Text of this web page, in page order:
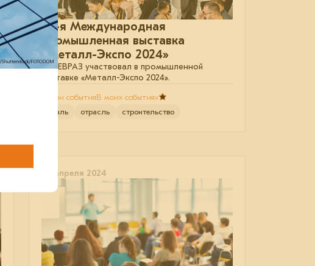
30-я Международная
промышленная выставка
«Металл-Экспо 2024»
Как ЕВРАЗ участвовал в промышленной
выставке «Металл-Экспо 2024».
В мои событияВ моих событиях
сталь
отрасль строительство
04 апреля 2024